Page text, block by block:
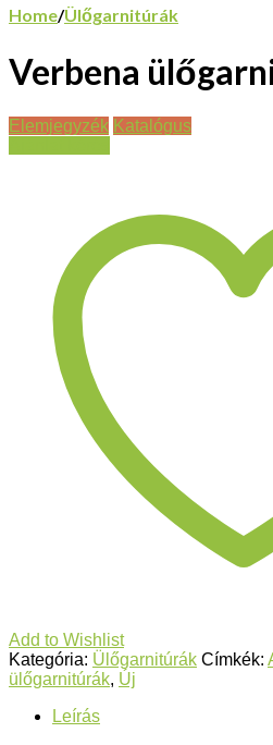
Home/Ülőgarnitúrák
Verbena
Elemjegyzék Katalógus
Add to Wishlist
Kategória: Ülőgarnitúrák Címkék:
ülőgarnitúrák, Új
Leírás